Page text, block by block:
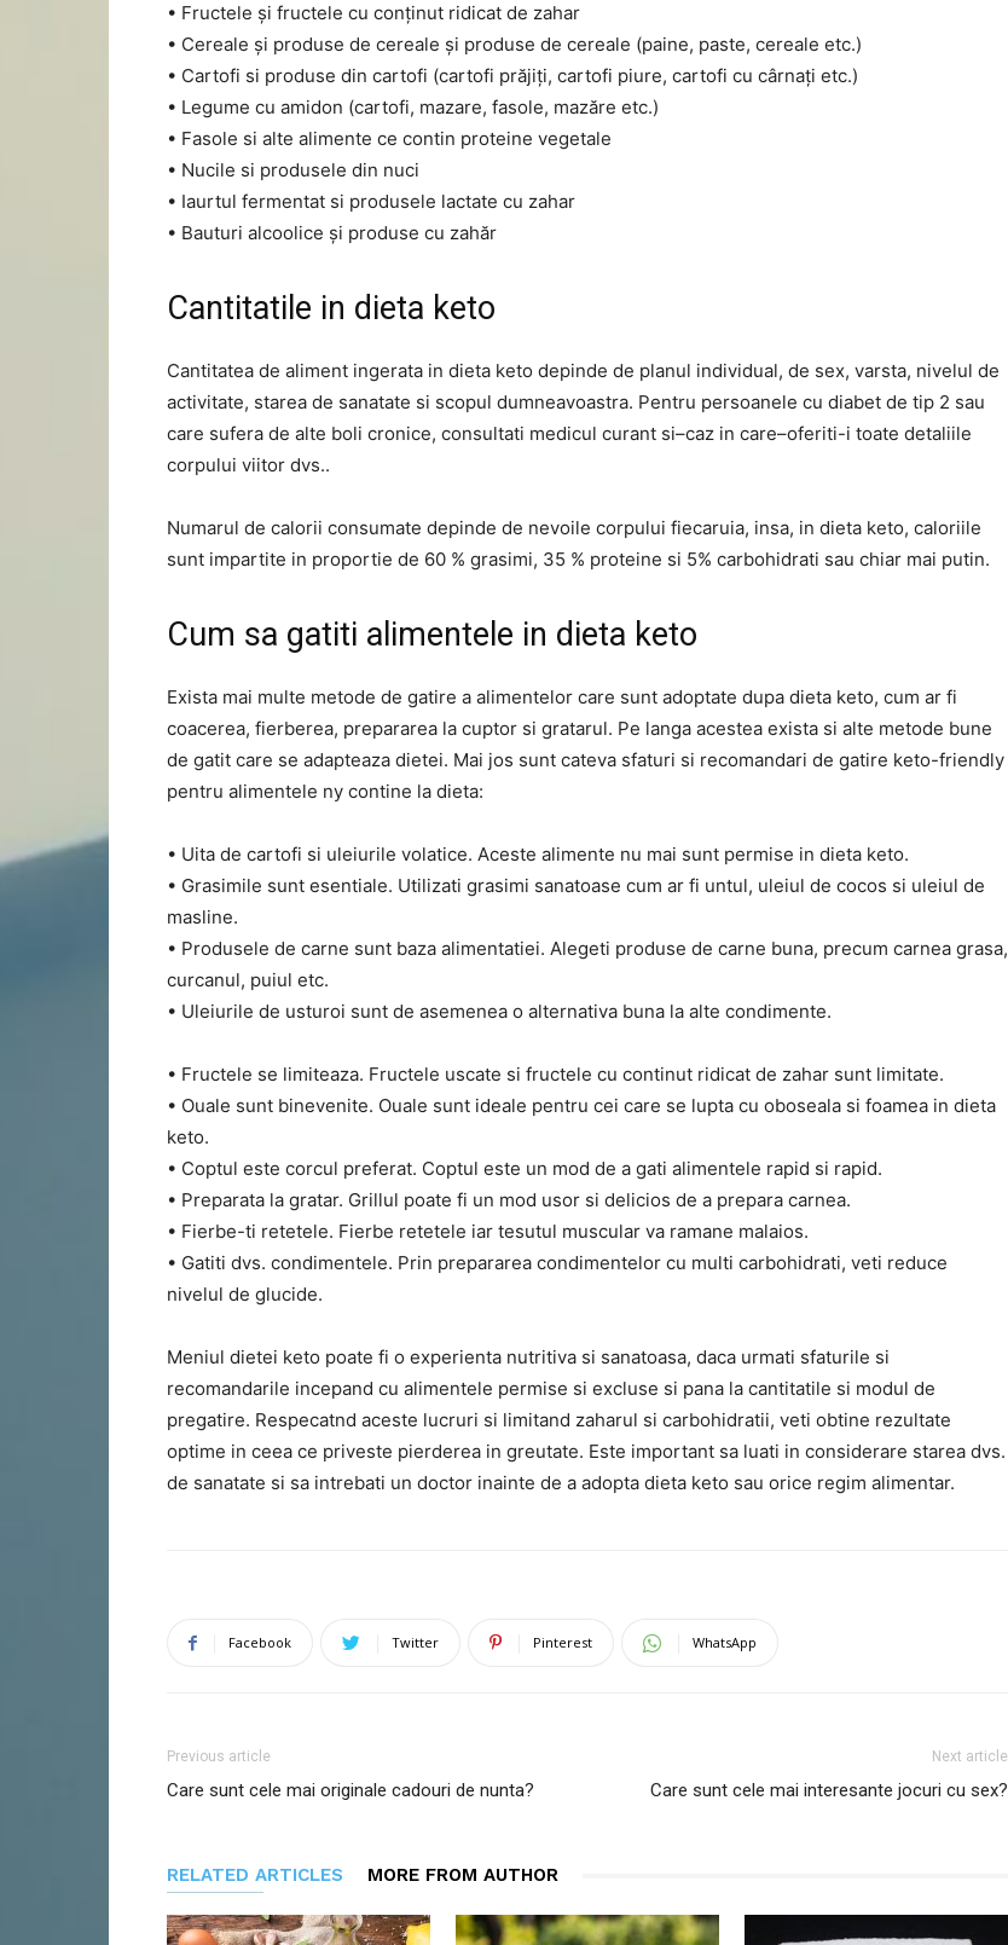
• Fructele și fructele cu conținut ridicat de zahar
• Cereale și produse de cereale și produse de cereale (paine, paste, cereale etc.)
• Cartofi si produse din cartofi (cartofi prăjiți, cartofi piure, cartofi cu cârnați etc.)
• Legume cu amidon (cartofi, mazare, fasole, mazăre etc.)
• Fasole si alte alimente ce contin proteine ​​vegetale
• Nucile si produsele din nuci
• Iaurtul fermentat si produsele lactate cu zahar
• Bauturi alcoolice și produse cu zahăr
Cantitatile in dieta keto
Cantitatea de aliment ingerata in dieta keto depinde de planul individual, de sex, varsta, nivelul de
activitate, starea de sanatate si scopul dumneavoastra. Pentru persoanele cu diabet de tip 2 sau
care sufera de alte boli cronice, consultati medicul curant si–caz in care–oferiti-i toate detaliile
corpului viitor dvs..
Numarul de calorii consumate depinde de nevoile corpului fiecaruia, insa, in dieta keto, caloriile
sunt impartite in proportie de 60 % grasimi, 35 % proteine si 5% carbohidrati sau chiar mai putin.
Cum sa gatiti alimentele in dieta keto
Exista mai multe metode de gatire a alimentelor care sunt adoptate dupa dieta keto, cum ar fi
coacerea, fierberea, prepararea la cuptor si gratarul. Pe langa acestea exista si alte metode bune
de gatit care se adapteaza dietei. Mai jos sunt cateva sfaturi si recomandari de gatire keto-friendly
pentru alimentele ny contine la dieta:
• Uita de cartofi si uleiurile volatice. Aceste alimente nu mai sunt permise in dieta keto.
• Grasimile sunt esentiale. Utilizati grasimi sanatoase cum ar fi untul, uleiul de cocos si uleiul de
masline.
• Produsele de carne sunt baza alimentatiei. Alegeti produse de carne buna, precum carnea grasa,
curcanul, puiul etc.
• Uleiurile de usturoi sunt de asemenea o alternativa buna la alte condimente.
• Fructele se limiteaza. Fructele uscate si fructele cu continut ridicat de zahar sunt limitate.
• Ouale sunt binevenite. Ouale sunt ideale pentru cei care se lupta cu oboseala si foamea in dieta
keto.
• Coptul este corcul preferat. Coptul este un mod de a gati alimentele rapid si rapid.
• Preparata la gratar. Grillul poate fi un mod usor si delicios de a prepara carnea.
• Fierbe-ti retetele. Fierbe retetele iar tesutul muscular va ramane malaios.
• Gatiti dvs. condimentele. Prin prepararea condimentelor cu multi carbohidrati, veti reduce
nivelul de glucide.
Meniul dietei keto poate fi o experienta nutritiva si sanatoasa, daca urmati sfaturile si
recomandarile incepand cu alimentele permise si excluse si pana la cantitatile si modul de
pregatire. Respecatnd aceste lucruri si limitand zaharul si carbohidratii, veti obtine rezultate
optime in ceea ce priveste pierderea in greutate. Este important sa luati in considerare starea dvs.
de sanatate si sa intrebati un doctor inainte de a adopta dieta keto sau orice regim alimentar.
Facebook Twitter Pinterest WhatsApp
Previous article
Care sunt cele mai originale cadouri de nunta?
Next article
Care sunt cele mai interesante jocuri cu sex?
RELATED ARTICLES MORE FROM AUTHOR